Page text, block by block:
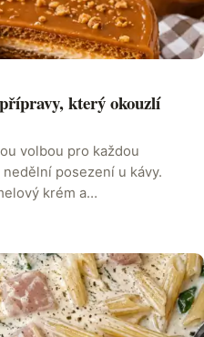
který okouzlí
volbou pro každou
posezení u kávy.
krém a…